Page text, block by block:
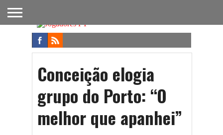
FUTEBOL
NACIONAL
FUTEBOL
INTERNACIONAL
NOTÍCIAS
ONDE
ASSISTIR
FUTEBOL
NA TV
APOSTAS
Conceição elogia
grupo do Porto: “O
melhor que apanhei”